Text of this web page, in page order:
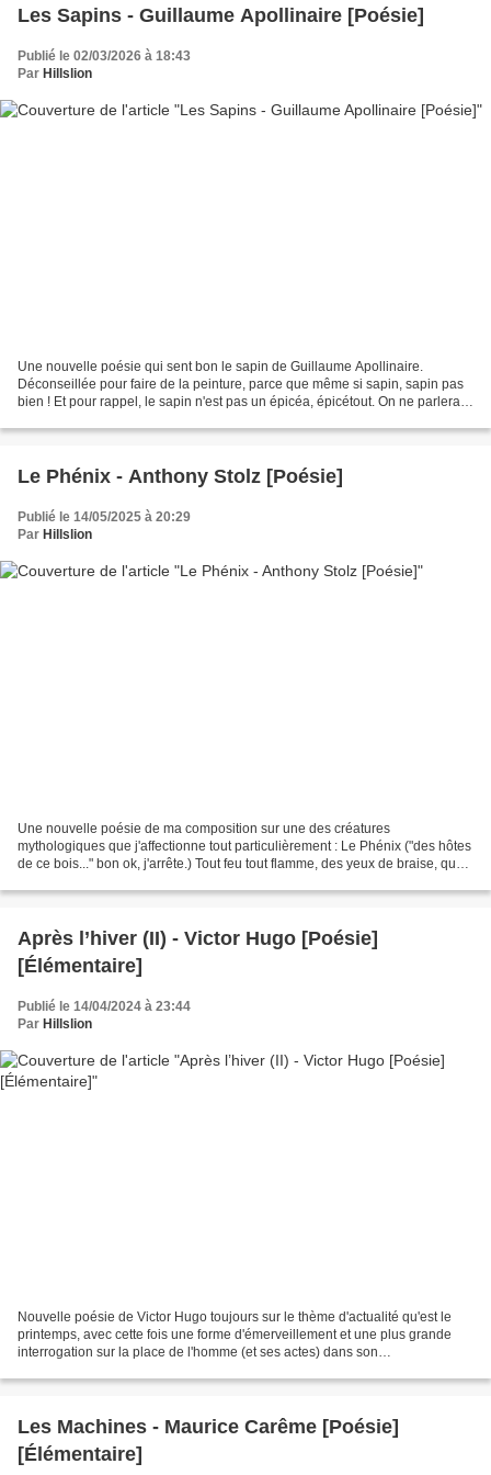
Les Sapins - Guillaume Apollinaire [Poésie]
Publié le 02/03/2026 à 18:43
Par Hillslion
Une nouvelle poésie qui sent bon le sapin de Guillaume Apollinaire.
Déconseillée pour faire de la peinture, parce que même si sapin, sapin pas
bien ! Et pour rappel, le sapin n'est pas un épicéa, épicétout. On ne parlera
Le Phénix - Anthony Stolz [Poésie]
Publié le 14/05/2025 à 20:29
Par Hillslion
Une nouvelle poésie de ma composition sur une des créatures
mythologiques que j'affectionne tout particulièrement : Le Phénix ("des hôtes
de ce bois..." bon ok, j'arrête.) Tout feu tout flamme, des yeux de braise, que
Après l’hiver (II) - Victor Hugo [Poésie]
[Élémentaire]
Publié le 14/04/2024 à 23:44
Par Hillslion
Nouvelle poésie de Victor Hugo toujours sur le thème d'actualité qu'est le
printemps, avec cette fois une forme d'émerveillement et une plus grande
interrogation sur la place de l'homme (et ses actes) dans son
Les Machines - Maurice Carême [Poésie]
[Élémentaire]